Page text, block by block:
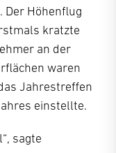
Der Höhenflug
kratzte
an der
waren
Jahrestreffen
einstellte.
sagte